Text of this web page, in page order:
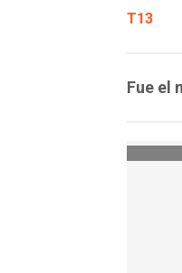
T13
Fue el